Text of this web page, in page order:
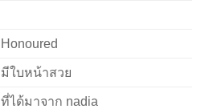
Honoured
มีใบหน้าสวย
ที่ได้มาจาก nadia